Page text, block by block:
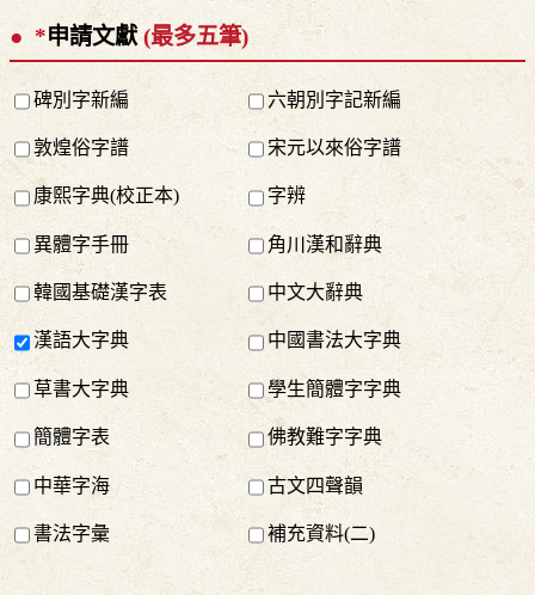
*申請文獻 (最多五筆)
碑別字新編 六朝別字記新編
敦煌俗字譜 宋元以來俗字譜
康熙字典(校正本) 字辨
異體字手冊 角川漢和辭典
韓國基礎漢字表 中文大辭典
漢語大字典 中國書法大字典
草書大字典 學生簡體字字典
簡體字表 佛教難字字典
中華字海 古文四聲韻
書法字彙 補充資料(二)